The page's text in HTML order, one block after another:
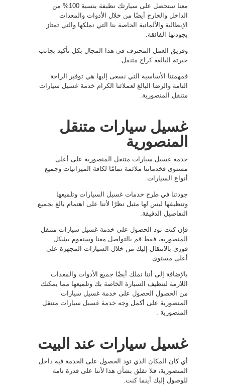
معنا ستحصل على سيارتك نظيفة بنسبة 100% من
الداخل والخارج أيضًا من خلال الأدوات والمعدات
الإيطالية والألمانية الخاصة بنا التي نملكها والتي تمتاز
بجودتها الفائقة.
وفريق العمل المحترف في هذا المجال بكل تأكيد بجانب
خبرته البالغةكراج متنقل
فمهمتنا الأساسية التي نسعى إليها هي توفير الراحة
التامة والرضا البالغ لعملائنا الكرام خدمة غسيل سيارات
متنقل المنصورية.
غسيل سيارات متنقل
المنصورية
خدمة غسيل سيارات متنقل المنصورية على أعلى
مستوى فخدماتنا ملائمة تمامًا لكافة الميزانيات وجميع
أنواع السيارات.
جودتنا في طرح خدمات غسيل السيارات وتلميعها
وتنظيفها ليس لها مثيل نظرًا لأننا على اهتمام بالغ بجميع
التفاصيل الدقيقة.
فإن كنت تود الحصول على خدمة غسيل سيارات متنقل
المنصورية، فقط قم بالتواصل معنا وسنقوم بشكل
فوري بالانتقال إليك من خلال السيارات المجهزة على
أعلى مستوى.
بالإضافة إلى أننا نملك أيضًا جميع الأدوات والمعدات
اللازمة لتنظيف السيارة الخاصة بك وتلميعها مما يمكنك
من الحصول الحصول على خدمة غسيل سيارات
المنصورية على أكمل وجه خدمة غسيل سيارات متنقل
المنصورية .
غسيل سيارات عند البيت
أي كان المكان الذي تود الحصول على الخدمة فيه داخل
المنصورية، فلا تقلق بشأن هذا لأننا على قدرة تامة
للوصول إليك أينما كنت.